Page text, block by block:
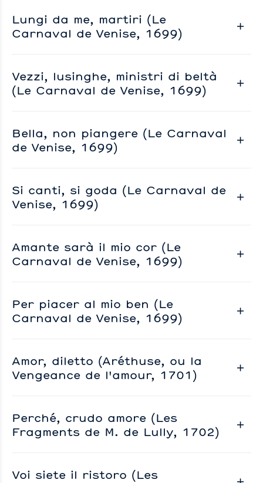
Lungi da me, martiri (Le
Carnaval de Venise, 1699)
Vezzi, lusinghe, ministri di beltà
(Le Carnaval de Venise, 1699)
Bella, non piangere (Le Carnaval
de Venise, 1699)
Si canti, si goda (Le Carnaval de
Venise, 1699)
Amante sarà il mio cor (Le
Carnaval de Venise, 1699)
Per piacer al mio ben (Le
Carnaval de Venise, 1699)
Amor, diletto (Aréthuse, ou la
Vengeance de l'amour, 1701)
Perché, crudo amore (Les
Fragments de M. de Lully, 1702)
Voi siete il ristoro (Les